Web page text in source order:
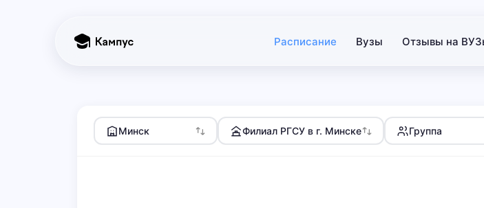
Расписание Вузы Отзывы на
Минск Филиал РГСУ в г. Минске Группа